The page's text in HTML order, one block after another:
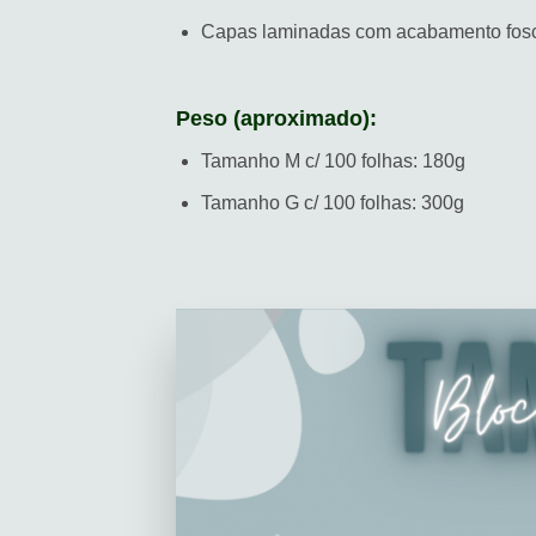
Capas laminadas com acabamento
Peso (aproximado):
Tamanho M c/ 100 folhas: 180g
Tamanho G c/ 100 folhas: 300g